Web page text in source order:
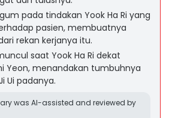
pada tindakan Yook Ha Ri yang
pasien, membuatnya
rekan kerjanya itu.
saat Yook Ha Ri dekat
Yeon, menandakan tumbuhnya
Ui padanya.
was AI-assisted and reviewed by